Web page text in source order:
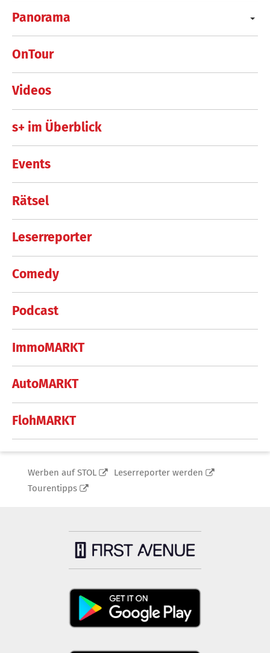
Panorama
OnTour
Videos
s+ im Überblick
Events
Rätsel
Leserreporter
Comedy
Podcast
ImmoMARKT
AutoMARKT
FlohMARKT
Werben auf STOL
Leserreporter werden
Tourentipps